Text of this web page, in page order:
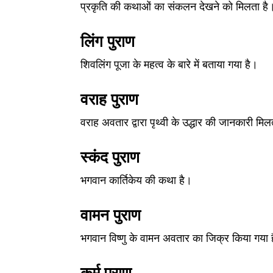
प्रकृति की कथाओं का संकलन देखने को मिलता है।
लिंग पुराण
शिवलिंग पूजा के महत्व के बारे में बताया गया है।
वराह पुराण
वराह अवतार द्वारा पृथ्वी के उद्धार की जानकारी
स्कंद पुराण
भगवान कार्तिकेय की कथा है।
वामन पुराण
भगवान विष्णु के वामन अवतार का जिक्र किया गया